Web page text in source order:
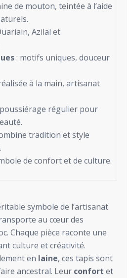
de mouton, teintée à l’aide
Azilal et
: motifs uniques, douceur
à la main, artisanat
régulier pour
tradition et style
de confort et de culture.
symbole de l’artisanat
au cœur des
Chaque pièce raconte une
culture et créativité.
en laine, ces tapis sont
ancestral. Leur confort et